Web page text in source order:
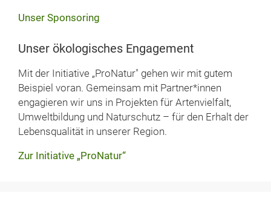
Unser Sponsoring
Unser ökologisches Engagement
Mit der Initiative „ProNatur" gehen wir mit gutem
Beispiel voran. Gemeinsam mit Partner*innen
engagieren wir uns in Projekten für Artenvielfalt,
Umweltbildung und Naturschutz – für den Erhalt der
Lebensqualität in unserer Region.
Zur Initiative „ProNatur“